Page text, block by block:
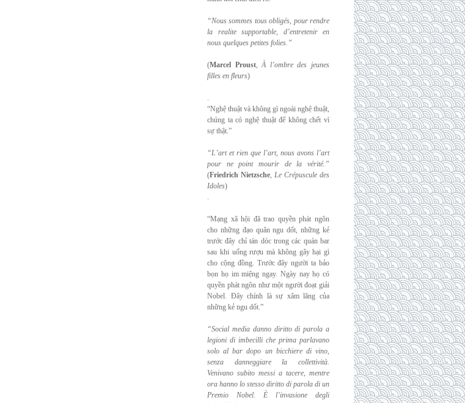
“Nous sommes tous obligés, pour rendre
la realite supportable, d’entretenir en
nous quelques petites folies.”
(Marcel Proust,À l’ombre des jeunes
filles en fleurs)
.
“Nghệ thuật và không gì ngoài nghệ thuật,
chúng ta có nghệ thuật để không chết vì
sự thật.”
“L’art et rien que l’art, nous avons l’art
pour ne point mourir de la vérité.”
(Friedrich Nietzsche, Le Crépuscule des
Idoles)
.
“Mạng xã hội đã trao quyền phát ngôn
cho những đạo quân ngu dốt, những kẻ
trước đây chỉ tán dóc trong các quán bar
sau khi uống rượu mà không gây hại gì
cho cộng đồng. Trước đây người ta bảo
bọn họ im miệng ngay. Ngày nay họ có
quyền phát ngôn như một người đoạt giải
Nobel. Đây chính là sự xâm lăng của
những kẻ ngu dốt.”
“Social media danno diritto di parola a
legioni di imbecilli che prima parlavano
solo albar dopo un bicchiere di vino,
senza danneggiare la collettività.
Venivano subito messi a tacere, mentre
ora hanno lo stesso diritto di parola di un
Premio Nobel. È l’invasione degli